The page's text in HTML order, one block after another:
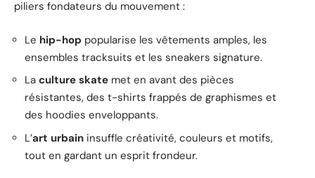
piliers fondateurs du mouvement :
Le hip-hop popularise les vêtements amples, les
ensembles tracksuits et les sneakers signature.
La culture skate met en avant des pièces
résistantes, des t-shirts frappés de graphismes et
des hoodies enveloppants.
L’art urbain insuffle créativité, couleurs et motifs,
tout en gardant un esprit frondeur.